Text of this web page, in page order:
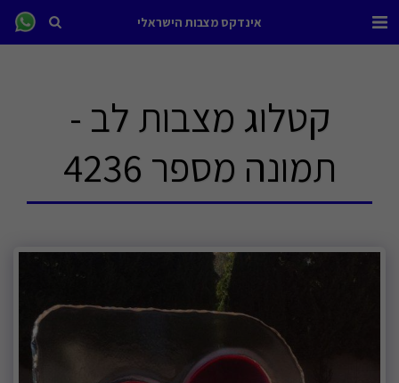
אינדקס מצבות הישראלי
קטלוג מצבות לב -
תמונה מספר 4236